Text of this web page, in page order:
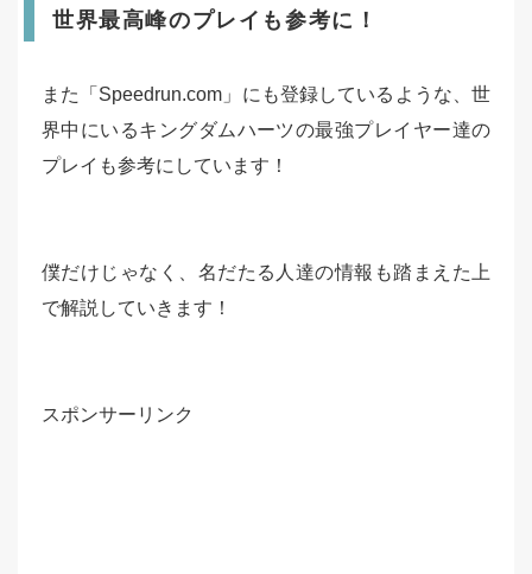
世界最高峰のプレイも参考に！
また「Speedrun.com」にも登録しているような、世
界中にいるキングダムハーツの最強プレイヤー達の
プレイも参考にしています！
僕だけじゃなく、名だたる人達の情報も踏まえた上
で解説していきます！
スポンサーリンク